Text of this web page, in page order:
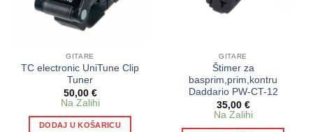
GITARE
TC electronic UniTune Clip
Tuner
50,00 €
Na Zalihi
DODAJ U KOŠARICU
GITARE
Štimer za
basprim,prim,kontru
Daddario PW-CT-12
35,00 €
Na Zalihi